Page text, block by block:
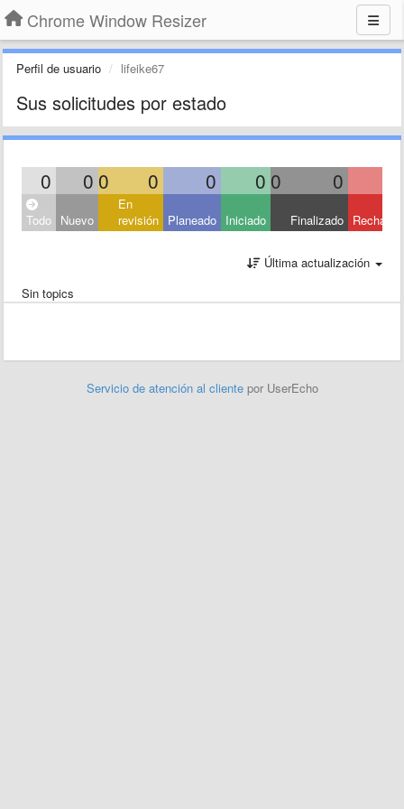
Chrome Window Resizer
Perfil de usuario lifeike67
Sus solicitudes por estado
0 0 0 0 0 0 0 0
Todo Nuevo
En
revisión Planeado Iniciado Finalizado
Última actualización
Sin topics
Servicio de atención al cliente por UserEcho